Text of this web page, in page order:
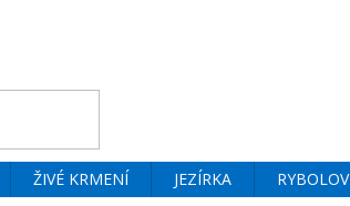
ŽIVÉ KRMENÍ JEZÍRKA RYBOLOV